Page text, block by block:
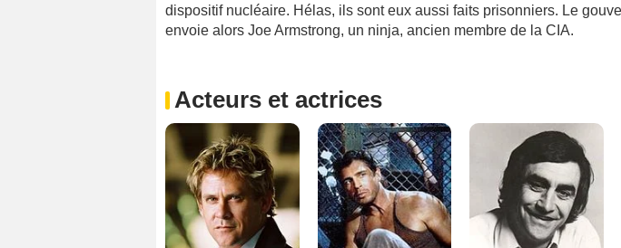
dispositif nucléaire. Hélas, ils sont eux aussi faits prisonniers. Le
envoie alors Joe Armstrong, un ninja, ancien membre de la CIA.
Acteurs et actrices